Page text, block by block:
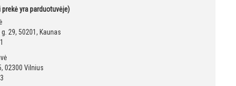
yra parduotuvėje)
29, 50201, Kaunas
02300 Vilnius